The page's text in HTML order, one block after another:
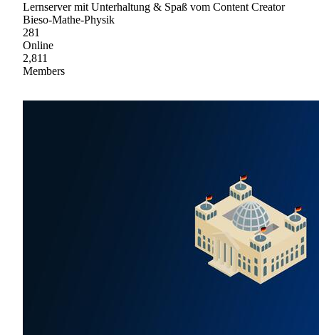
Lernserver mit Unterhaltung & Spaß vom Content Creator
Bieso-Mathe-Physik
281
Online
2,811
Members